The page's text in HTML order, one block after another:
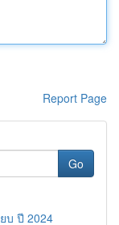
Report Page
Go
บ ปี 2024